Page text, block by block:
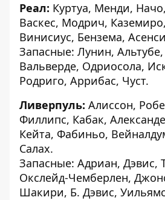
Реал: Куртуа, Менди,
Васкес, Модрич,
Винисиус, Бензема,
Запасные: Лунин,
Вальверде, Одриосола,
Родриго, Аррибас, Чуст.
Ливерпуль: Алиссон,
Филлипс, Кабак,
Кейта, Фабиньо,
Салах.
Запасные: Адриан, Дэвис,
Окслейд-Чемберлен,
Шакири, Б. Дэвис,